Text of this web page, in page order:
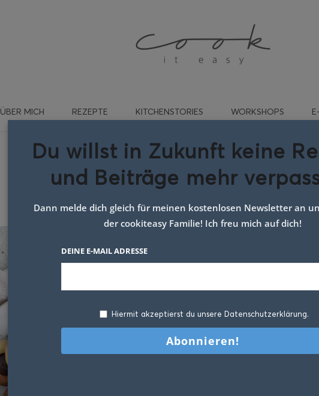
ÜBER MICH REZEPTE KITCHENSTORIES WORKSHOPS
Marmor-Engelsaugen
26. NOVEMBER 2025
Du willst in Zukunft keine
und Beiträge mehr
Dann melde dich gleich für meinen kostenlosen Newsletter an
der cookiteasy Familie! Ich freu mich auf dich!
DEINE E-MAIL ADRESSE
Hiermit akzeptierst du unsere Datenschutzerklärung.